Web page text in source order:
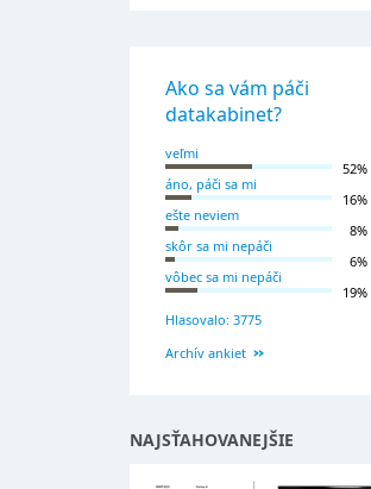
Ako sa vám páči
datakabinet?
veľmi
52%
áno, páči sa mi
16%
ešte neviem
8%
skôr sa mi nepáči
6%
vôbec sa mi nepáči
19%
Hlasovalo: 3775
Archív ankiet
NAJSŤAHOVANEJŠIE